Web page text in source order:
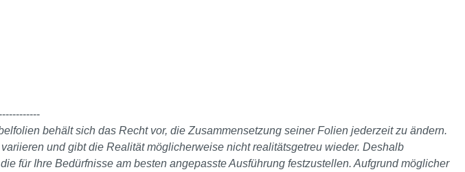
behält sich das Recht vor, die Zusammensetzung seiner Folien jederzeit zu ändern.
und gibt die Realität möglicherweise nicht realitätsgetreu wieder. Deshalb
für Ihre Bedürfnisse am besten angepasste Ausführung festzustellen. Aufgrund möglicher